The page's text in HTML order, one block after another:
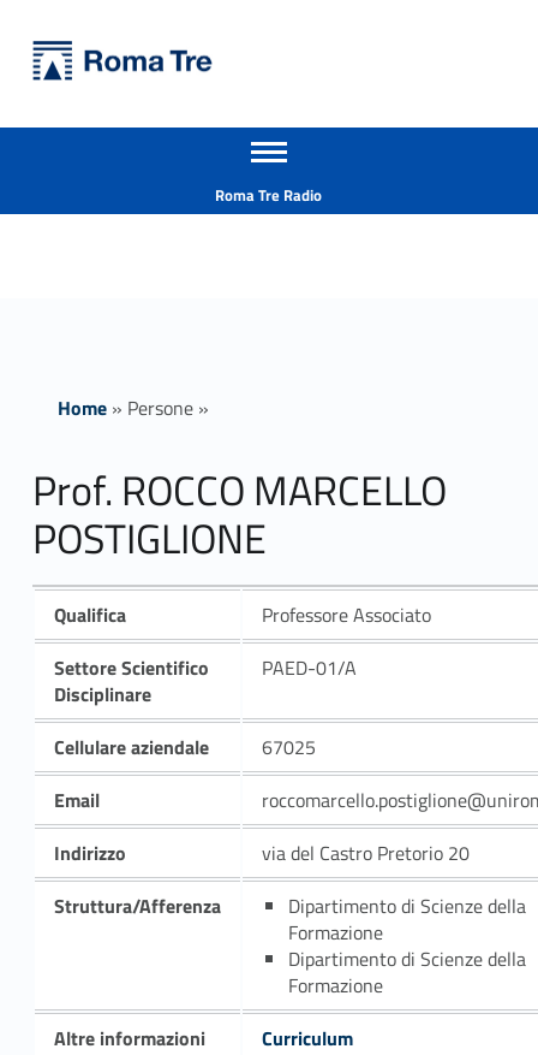
Prof. ROCCO MARCELLO POSTIGLIONE insegnamenti - Università Roma Tre
Apri il menu secondario
Roma Tre Radio
Home» Persone»
Prof. ROCCO MARCELLO
POSTIGLIONE
Qualifica
Professore Associato
Settore Scientifico
Disciplinare
PAED-01/A
Cellulare aziendale
67025
Email
Indirizzo
via del Castro Pretorio 20
Struttura/Afferenza
Dipartimento di Scienze della
Formazione
Dipartimento di Scienze della
Formazione
Altre informazioni
Curriculum